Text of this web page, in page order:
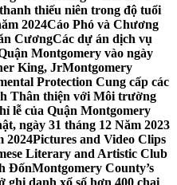
thiếu niên trong độ tuổi
2024Cáo Phó và Chương
CươngCác dự án dịch vụ
Montgomery vào ngày
King, JrMontgomery
Protection Cung cấp các
Thân thiện với Môi trường
lễ của Quận Montgomery
ngày 31 tháng 12 Năm 2023
2024Pictures and Video Clips
Literary and Artistic Club
ĐốnMontgomery County’s
ghi danh xổ số hơn 400 chai